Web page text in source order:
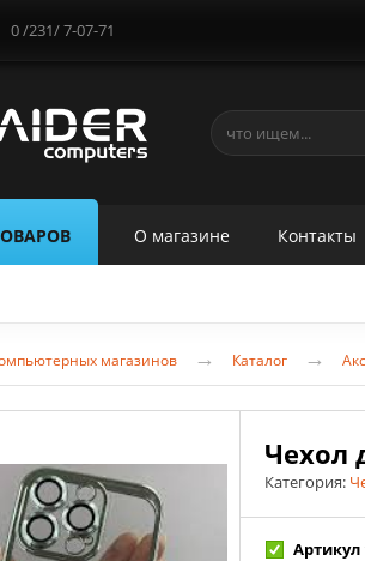
0 /231/ 7-07-71
О магазине Контакты
магазинов → Каталог →
Чехол
Категория:
Артикул